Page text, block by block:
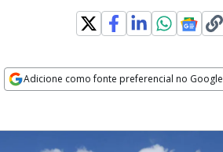
Adicione como fonte preferencial no Google